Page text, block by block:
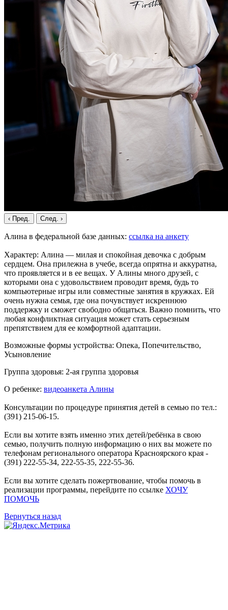
‹ Пред. След. ›
Алина в федеральной базе данных: ссылка на анкету
Характер: Алина — милая и спокойная девочка с добрым
сердцем. Она прилежна в учебе, всегда опрятна и аккуратна,
что проявляется и в ее вещах. У Алины много друзей, с
которыми она с удовольствием проводит время, будь то
компьютерные игры или совместные занятия в кружках. Ей
очень нужна семья, где она почувствует искреннюю
поддержку и сможет свободно общаться. Важно помнить, что
любая конфликтная ситуация может стать серьезным
препятствием для ее комфортной адаптации.
Возможные формы устройства: Опека, Попечительство,
Усыновление
Группа здоровья: 2-ая группа здоровья
О ребенке: видеоанкета Алины
Консультации по процедуре принятия детей в семью по тел.:
(391) 215-06-15.
Если вы хотите взять именно этих детей/ребёнка в свою
семью, получить полную информацию о них вы можете по
телефонам регионального оператора Красноярского края -
(391) 222-55-34, 222-55-35, 222-55-36.
Если вы хотите сделать пожертвование, чтобы помочь в
реализации программы, перейдите по ссылке ХОЧУ
ПОМОЧЬ
Вернуться назад